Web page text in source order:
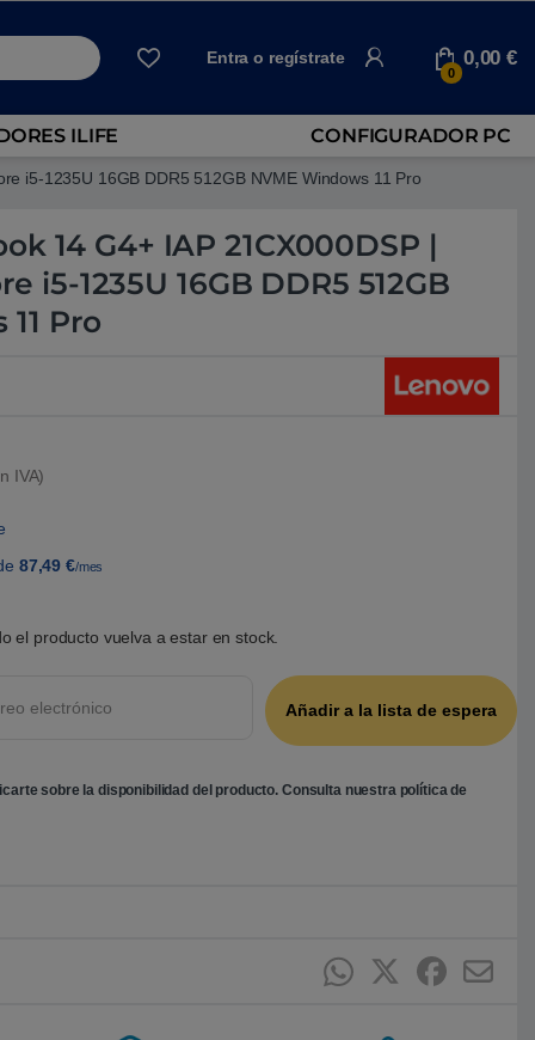
Entra o regístrate
0
0,00€
ILIFE CONFIGURADOR PC
i5-1235U 16GB DDR5 512GB NVME Windows 11 Pro
14 G4+ IAP 21CX000DSP |
i5-1235U 16GB DDR5 512GB
Pro
IVA)
87,49 €/mes
el producto vuelva a estar en stock.
sobre la disponibilidad del producto. Consulta nuestra política de